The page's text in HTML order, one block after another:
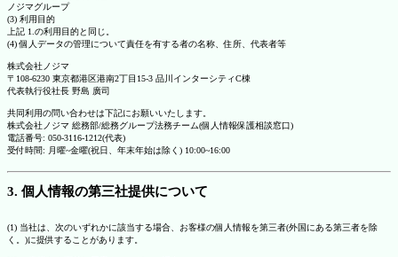
ノジマグループ
(3) 利用目的
上記 1.の利用目的と同じ。
(4) 個人データの管理について責任を有する者の名称、住所、代表者等
株式会社ノジマ
〒108-6230 東京都港区港南2丁目15-3 品川インターシティC棟
代表執行役社長 野島 廣司
共同利用の問い合わせは下記にお願いいたします。
株式会社ノジマ 総務部/総務グループ法務チーム(個人情報保護相談窓口)
電話番号: 050-3116-1212(代表)
受付時間: 月曜~金曜(祝日、年末年始は除く) 10:00~16:00
3. 個人情報の第三社提供について
(1) 当社は、次のいずれかに該当する場合、お客様の個人情報を第三者(外国にある第三者を除
く。)に提供することがあります。